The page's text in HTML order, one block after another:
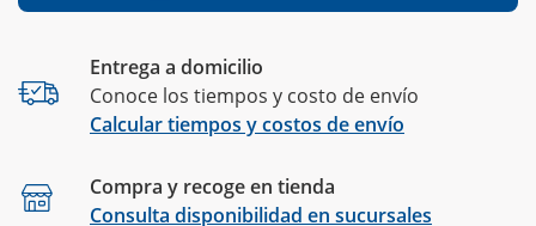
Entrega a domicilio
Conoce los tiempos y costo de envío
Calcular tiempos y costos de envío
Compra y recoge en tienda
Consulta disponibilidad en sucursales